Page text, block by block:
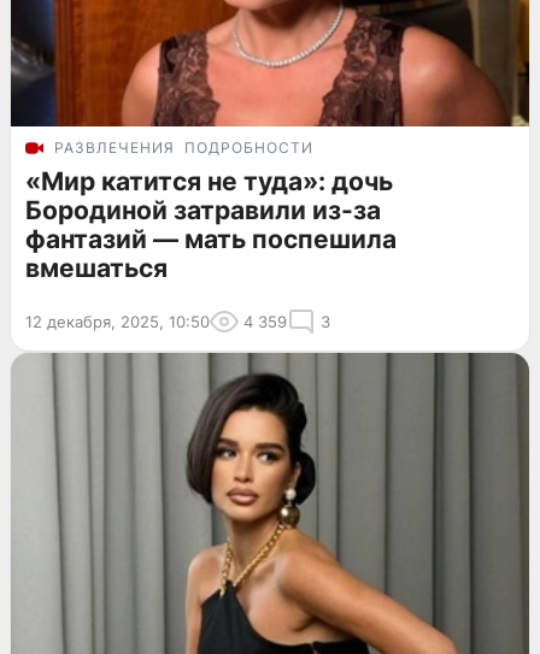
РАЗВЛЕЧЕНИЯ ПОДРОБНОСТИ
«Мир катится не туда»: дочь
Бородиной затравили из-за
фантазий — мать поспешила
вмешаться
12 декабря, 2025, 10:50 4 359 3